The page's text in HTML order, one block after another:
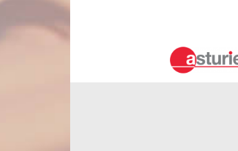
échéant, nous procéderons à de
Nous pouvons
Quel que soit votre matériau
appliquerons votre peinture de